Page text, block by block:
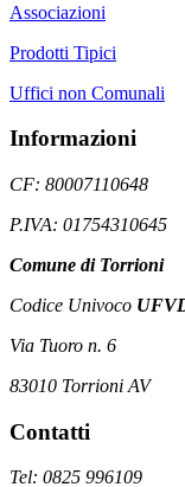
Associazioni
Prodotti Tipici
Uffici non Comunali
Informazioni
CF: 80007110648
P.IVA: 01754310645
Comune di Torrioni
Codice Univoco
Via Tuoro n. 6
83010 Torrioni AV
Contatti
Tel: 0825 996109